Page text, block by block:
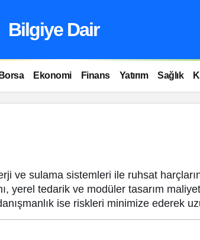
Bilgiye Dair
Borsa Ekonomi Finans Yatırım Sağlık
ve sulama sistemleri ile ruhsat
yerel tedarik ve modüler tasarım
ise riskleri minimize ederek